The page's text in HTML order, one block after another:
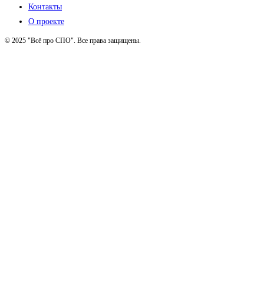
Контакты
О проекте
© 2025 "Всё про СПО". Все права защищены.